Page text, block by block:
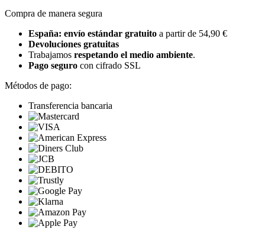
Compra de manera segura
España: envío estándar gratuito a partir de 54,90 €
Devoluciones gratuitas
Trabajamos respetando el medio ambiente.
Pago seguro con cifrado SSL
Métodos de pago:
Transferencia bancaria